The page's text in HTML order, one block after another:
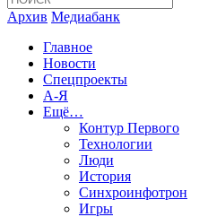
Архив Медиабанк
Главное
Новости
Спецпроекты
А-Я
Ещё…
Контур Первого
Технологии
Люди
История
Синхроинфотрон
Игры